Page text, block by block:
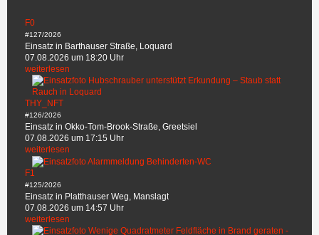
F0
#127/2026
Einsatz in Barthauser Straße, Loquard
07.08.2026 um 18:20 Uhr
weiterlesen
THY_NFT
#126/2026
Einsatz in Okko-Tom-Brook-Straße, Greetsiel
07.08.2026 um 17:15 Uhr
weiterlesen
F1
#125/2026
Einsatz in Platthauser Weg, Manslagt
07.08.2026 um 14:57 Uhr
weiterlesen